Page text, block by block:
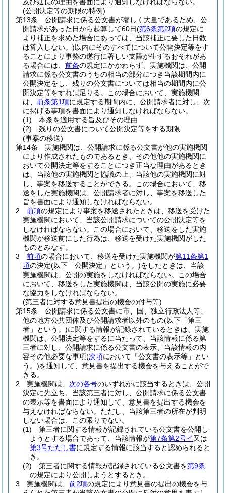
(公開決定等の期限の特例)
第13条
公開請求に係る公文書が著しく大量であるため、公
開請求があった日から起算して60日(第6条第2項の規定に
より補正を求めた場合にあっては、当該補正に要した日数
は算入しない。)以内にそのすべてについて公開決定等をす
ることにより事務の遂行に著しい支障が生ずるおそれがあ
る場合には、 前条の規定にかかわらず、実施機関は、公開
請求に係る公文書のうちの相当の部分につき当該期間内に
公開決定をし、残りの公文書については相当の期間内に公
開決定等をすれば足りる。
この場合において、実施機関
は、 前条第1項に規定する期間内に、公開請求者に対し、次
に掲げる事項を書面により通知しなければならない。
(1)
本条を適用する旨及びその理由
(2)
残りの公文書について公開決定等をする期限
(事案の移送)
第14条
実施機関は、公開請求に係る公文書が他の実施機関
により作成されたものであるとき、その他他の実施機関に
おいて公開決定等をすることにつき正当な理由があるとき
は、当該他の実施機関と協議の上、当該他の実施機関に対
し、事案を移送することができる。
この場合において、移
送をした実施機関は、公開請求者に対し、事案を移送した
旨を書面により通知しなければならない。
2
前項の規定により事案を移送されたときは、移送を受けた
実施機関において、当該公開請求についての公開決定等を
しなければならない。
この場合において、移送をした実施
機関が移送前にした行為は、移送を受けた実施機関がした
ものとみなす。
3
前項の場合において、移送を受けた実施機関が第11条第1
項の決定(以下「公開決定」という。)をしたときは、当該
実施機関は、公開の実施をしなければならない。
この場合
において、移送をした実施機関は、当該公開の実施に必要
な協力をしなければならない。
(第三者に対する意見書提出の機会の付与等)
第15条
公開請求に係る公文書に市、国、独立行政法人等、
他の地方公共団体及び公開請求者以外のもの(以下「第三
者」という。)に関する情報が記録されているときは、実施
機関は、公開決定等をするに当たって、当該情報に係る第
三者に対し、公開請求に係る公文書の表示、当該情報の内
容その他必要な事項(次項において「公文書の表示等」とい
う。)を通知して、意見書を提出する機会を与えることがで
きる。
2
実施機関は、 次の各号のいずれかに該当するときは、公開
決定に先立ち、当該第三者に対し、公開請求に係る公文書
の表示等を書面により通知して、意見書を提出する機会を
与えなければならない。 ただし、当該第三者の所在が判明
しない場合は、この限りでない。
(1)
第三者に関する情報が記録されている公文書を公開し
ようとする場合であって、当該情報が第7条第2号イ 又は
第3号ただし書に規定する情報に該当すると認められると
き。
(2)
第三者に関する情報が記録されている公文書を第9条
の規定により公開しようとするとき。
3
実施機関は、 前2項の規定により意見書の提出の機会を与